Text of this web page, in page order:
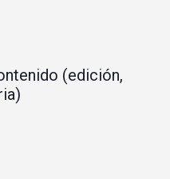
(edición,